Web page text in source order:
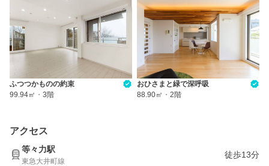
ふつつかものの約束
99.94㎡ ・ 3階
おひさまと緑で深呼吸
88.90㎡ ・ 2階
アクセス
等々力駅
東急大井町線
徒歩13分